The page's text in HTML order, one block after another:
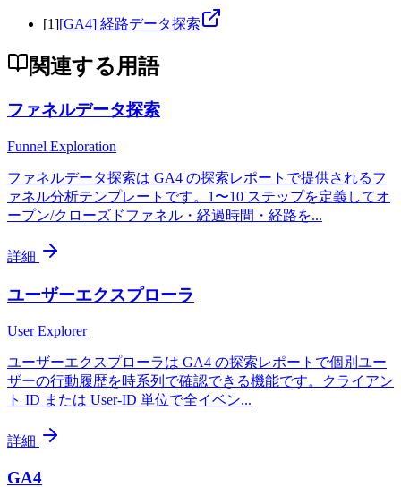
[1][GA4] 経路データ探索
関連する用語
ファネルデータ探索
Funnel Exploration
ファネルデータ探索は GA4 の探索レポートで提供されるフ
ァネル分析テンプレートです。1〜10 ステップを定義してオ
ープン/クローズドファネル・経過時間・経路を...
詳細
ユーザーエクスプローラ
User Explorer
ユーザーエクスプローラは GA4 の探索レポートで個別ユー
ザーの行動履歴を時系列で確認できる機能です。クライアン
ト ID または User-ID 単位で全イベン...
詳細
GA4